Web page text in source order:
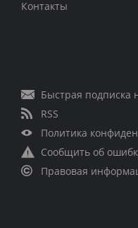
Контакты
Быстрая подписка
RSS
Политика
Сообщить об
Правовая